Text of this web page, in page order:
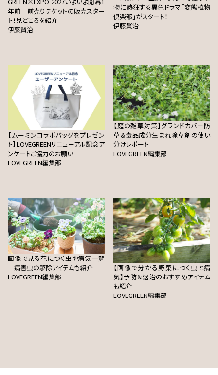
年前｜前売りチケットの販売スター
ト！見どころを紹介
伊藤賢治
物に熱狂する異色ドラマ「変態植物
倶楽部」がスタート！
伊藤賢治
【ムーミンコラボバッグをプレゼン
ト】LOVEGREENリニューアル記念ア
ンケートご協力のお願い
LOVEGREEN編集部
【庭の雑草対策】グランドカバー防
草＆食品成分生まれ除草剤の使い
分けレポート
LOVEGREEN編集部
画像で見る花につく虫や病気一覧
｜病害虫の駆除アイテムも紹介
LOVEGREEN編集部
【画像で分かる野菜につく虫と病
気】予防＆退治のおすすめアイテム
も紹介
LOVEGREEN編集部